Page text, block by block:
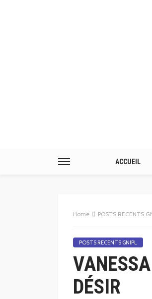
ACCUEIL
Home POSTS RECENTS
POSTS RECENTS GNIPL
DÉSIR